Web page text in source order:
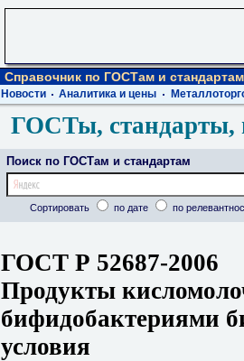
Справочник по ГОСТам и стандартам
Новости Аналитика и цены
ГОСТы, стандарты,
Поиск по ГОСТам и стандартам
Сортировать по дате по
ГОСТ Р 52687-2006
Продукты
бифидобактериями
условия